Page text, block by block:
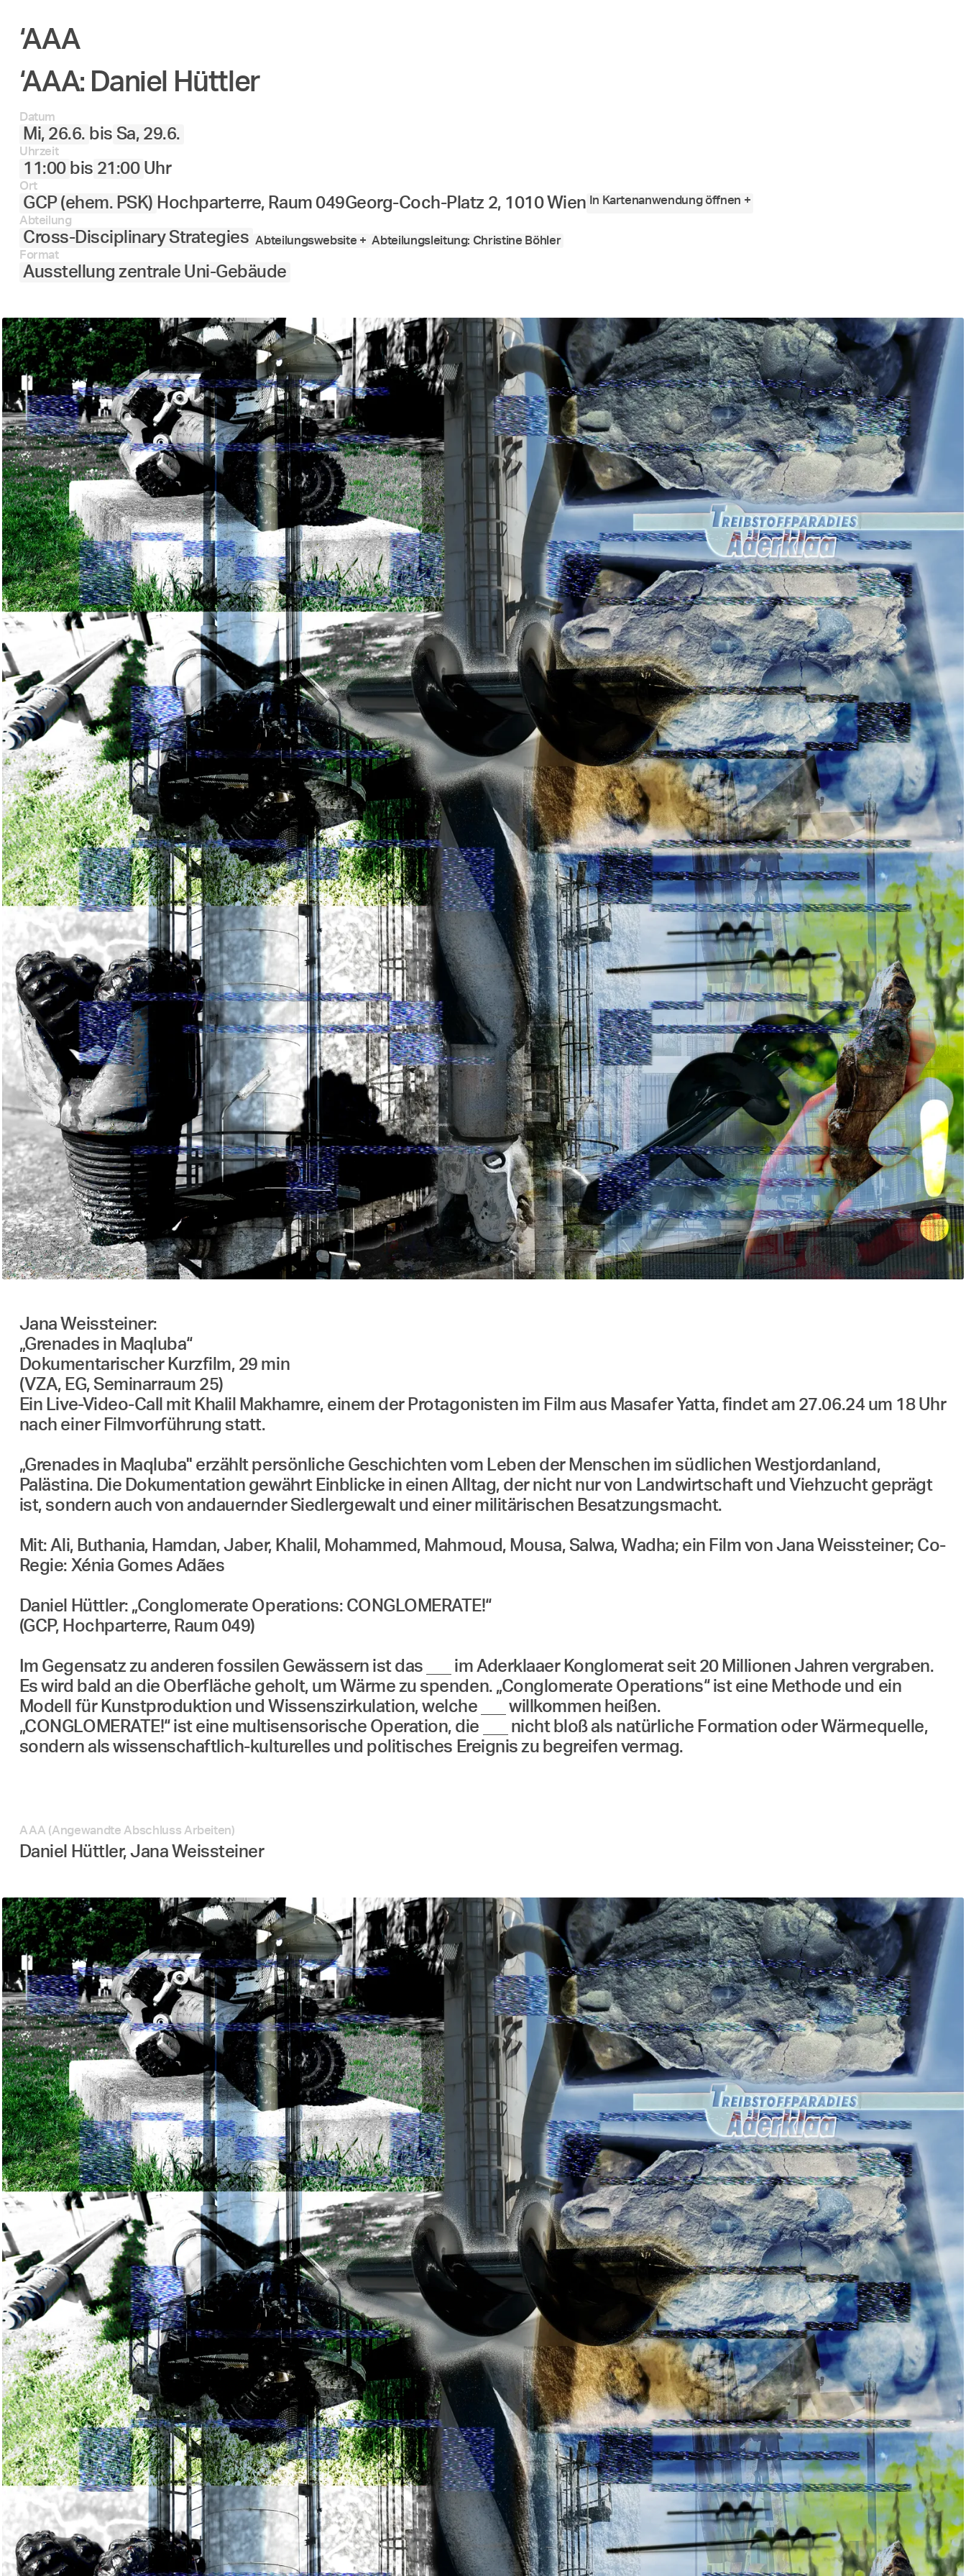
‘AAA
‘AAA: Daniel Hüttler
Datum
Mi, 26.6. bis Sa, 29.6.
Uhrzeit
11:00 bis 21:00 Uhr
Ort
GCP (ehem. PSK) Hochparterre, Raum 049Georg-Coch-Platz 2, 1010 Wien In Kartenanwendung öffnen +
Abteilung
Cross-Disciplinary Strategies Abteilungswebsite + Abteilungsleitung: Christine Böhler
Format
Ausstellung zentrale Uni-Gebäude
Jana Weissteiner:
„Grenades in Maqluba“
Dokumentarischer Kurzfilm, 29 min
(VZA, EG, Seminarraum 25)
Ein Live-Video-Call mit Khalil Makhamre, einem der Protagonisten im Film aus Masafer Yatta, findet am 27.06.24 um 18 Uhr
nach einer Filmvorführung statt.
„Grenades in Maqluba" erzählt persönliche Geschichten vom Leben der Menschen im südlichen Westjordanland,
Palästina. Die Dokumentation gewährt Einblicke in einen Alltag, der nicht nur von Landwirtschaft und Viehzucht geprägt
ist, sondern auch von andauernder Siedlergewalt und einer militärischen Besatzungsmacht.
Mit: Ali, Buthania, Hamdan, Jaber, Khalil, Mohammed, Mahmoud, Mousa, Salwa, Wadha; ein Film von Jana Weissteiner; Co-
Regie: Xénia Gomes Adães
Daniel Hüttler: „Conglomerate Operations: CONGLOMERATE!“
(GCP, Hochparterre, Raum 049)
Im Gegensatz zu anderen fossilen Gewässern ist das ___ im Aderklaaer Konglomerat seit 20 Millionen Jahren vergraben.
Es wird bald an die Oberfläche geholt, um Wärme zu spenden. „Conglomerate Operations“ ist eine Methode und ein
Modell für Kunstproduktion und Wissenszirkulation, welche ___ willkommen heißen.
„CONGLOMERATE!“ ist eine multisensorische Operation, die ___ nicht bloß als natürliche Formation oder Wärmequelle,
sondern als wissenschaftlich-kulturelles und politisches Ereignis zu begreifen vermag.
AAA (Angewandte Abschluss Arbeiten)
Daniel Hüttler, Jana Weissteiner